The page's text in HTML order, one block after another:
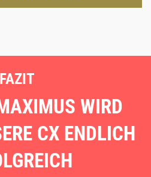
WIRD
CX ENDLICH
FAZIT